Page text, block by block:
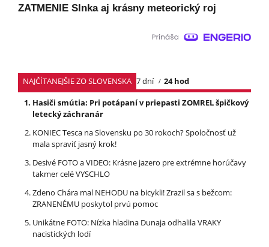
ZATMENIE Slnka aj krásny meteorický roj
NAJČÍTANEJŠIE ZO SLOVENSKA 7 dní
24 hod
Hasiči smútia: Pri potápaní v priepasti ZOMREL špičkový
letecký záchranár
KONIEC Tesca na Slovensku po 30 rokoch? Spoločnosť už
mala spraviť jasný krok!
Desivé FOTO a VIDEO: Krásne jazero pre extrémne horúčavy
takmer celé VYSCHLO
Zdeno Chára mal NEHODU na bicykli! Zrazil sa s bežcom:
ZRANENÉMU poskytol prvú pomoc
Unikátne FOTO: Nízka hladina Dunaja odhalila VRAKY
nacistických lodí